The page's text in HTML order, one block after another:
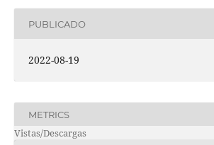
PUBLICADO
2022-08-19
METRICS
Vistas/Descargas